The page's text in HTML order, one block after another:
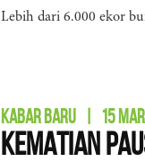
Lebih dari 6.000 ekor
KABAR BARU 15
Kematian